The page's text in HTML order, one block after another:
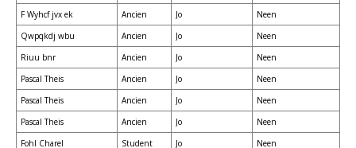
F Wyhcf jvx ek
Ancien Jo
Neen
Qwpqkdj wbu
Ancien Jo
Neen
Riuu bnr
Ancien Jo
Neen
Pascal Theis
Ancien Jo
Neen
Pascal Theis
Ancien Jo
Neen
Pascal Theis
Ancien Jo
Neen
Fohl Charel
Student Jo
Neen